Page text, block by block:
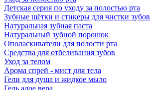
Детская серия по уходу за полостью рта
Зубные щётки и стикеры для чистки зубов
Натуральная зубная паста
Натуральный зубной порошок
Ополаскиватели для полости рта
Средства для отбеливания зубов
Уход за телом
Арома спрей - мист для тела
Гели для душа и жидкое мыло
Гель алое вера